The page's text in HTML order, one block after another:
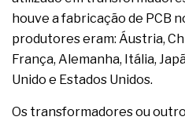
houve a fabricação de PCB
produtores eram: Áustria,
França, Alemanha, Itália,
Unido e Estados Unidos.
Os transformadores ou